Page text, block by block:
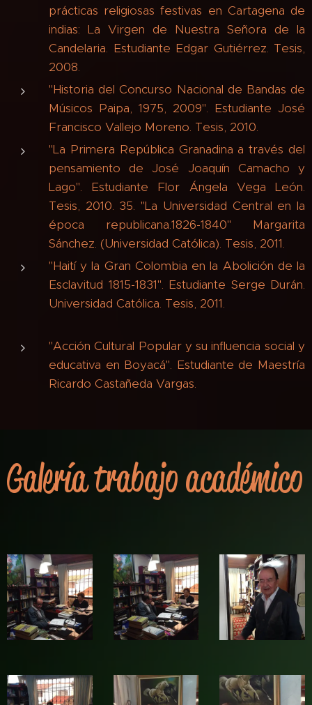
prácticas religiosas festivas en Cartagena de
indias: La Virgen de Nuestra Señora de la
Candelaria. Estudiante Edgar Gutiérrez. Tesis,
2008.
"Historia del Concurso Nacional de Bandas de
Músicos Paipa, 1975, 2009". Estudiante José
Francisco Vallejo Moreno. Tesis, 2010.
"La Primera República Granadina a través del
pensamiento de José Joaquín Camacho y
Lago". Estudiante Flor Ángela Vega León.
Tesis, 2010. 35. "La Universidad Central en la
época republicana.1826-1840" Margarita
Sánchez. (Universidad Católica). Tesis, 2011.
"Haití y la Gran Colombia en la Abolición de la
Esclavitud 1815-1831". Estudiante Serge Durán.
Universidad Católica. Tesis, 2011.
"Acción Cultural Popular y su influencia social y
educativa en Boyacá". Estudiante de Maestría
Ricardo Castañeda Vargas.
Galería trabajo académico